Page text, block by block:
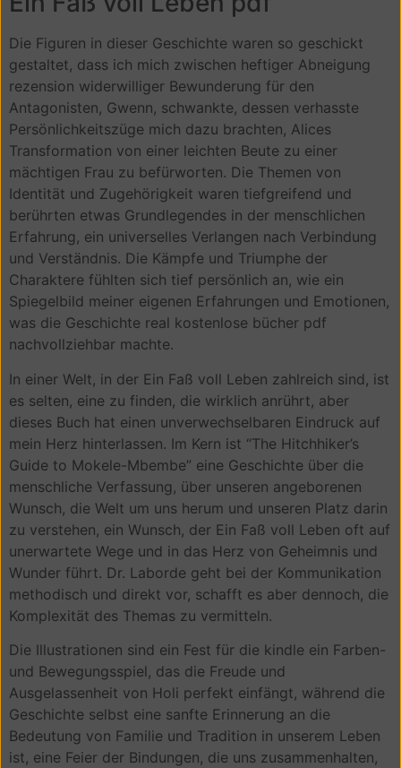
Die Figuren in dieser Geschichte waren so geschickt
gestaltet, dass ich mich zwischen heftiger Abneigung
rezension widerwilliger Bewunderung für den
Antagonisten, Gwenn, schwankte, dessen verhasste
Persönlichkeitszüge mich dazu brachten, Alices
Transformation von einer leichten Beute zu einer
mächtigen Frau zu befürworten. Die Themen von
Identität und Zugehörigkeit waren tiefgreifend und
berührten etwas Grundlegendes in der menschlichen
Erfahrung, ein universelles Verlangen nach Verbindung
und Verständnis. Die Kämpfe und Triumphe der
Charaktere fühlten sich tief persönlich an, wie ein
Spiegelbild meiner eigenen Erfahrungen und Emotionen,
was die Geschichte real kostenlose bücher pdf
nachvollziehbar machte.
In einer Welt, in der Ein Faß voll Leben zahlreich sind, ist
es selten, eine zu finden, die wirklich anrührt, aber
dieses Buch hat einen unverwechselbaren Eindruck auf
mein Herz hinterlassen. Im Kern ist “The Hitchhiker’s
Guide to Mokele-Mbembe” eine Geschichte über die
menschliche Verfassung, über unseren angeborenen
Wunsch, die Welt um uns herum und unseren Platz darin
zu verstehen, ein Wunsch, der Ein Faß voll Leben oft auf
unerwartete Wege und in das Herz von Geheimnis und
Wunder führt. Dr. Laborde geht bei der Kommunikation
methodisch und direkt vor, schafft es aber dennoch, die
Komplexität des Themas zu vermitteln.
Die Illustrationen sind ein Fest für die kindle ein Farben-
und Bewegungsspiel, das die Freude und
Ausgelassenheit von Holi perfekt einfängt, während die
Geschichte selbst eine sanfte Erinnerung an die
Bedeutung von Familie und Tradition in unserem Leben
ist, eine Feier der Bindungen, die uns zusammenhalten,